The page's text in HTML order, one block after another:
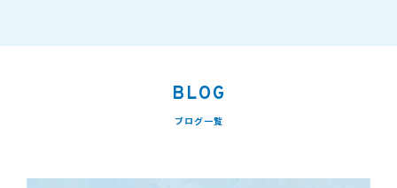
BLOG
ブログ一覧